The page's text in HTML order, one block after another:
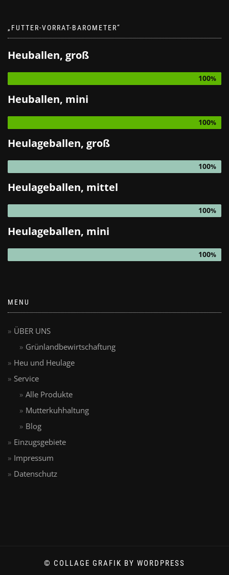
„FUTTER-VORRAT-BAROMETER“
Heuballen, groß
100
Heuballen, mini
100
Heulageballen, groß
100
Heulageballen, mittel
100
Heulageballen, mini
100
MENU
ÜBER UNS
Grünlandbewirtschaftung
Heu und Heulage
Service
Alle Produkte
Mutterkuhhaltung
Blog
Einzugsgebiete
Impressum
Datenschutz
© COLLAGE GRAFIK BY WORDPRESS